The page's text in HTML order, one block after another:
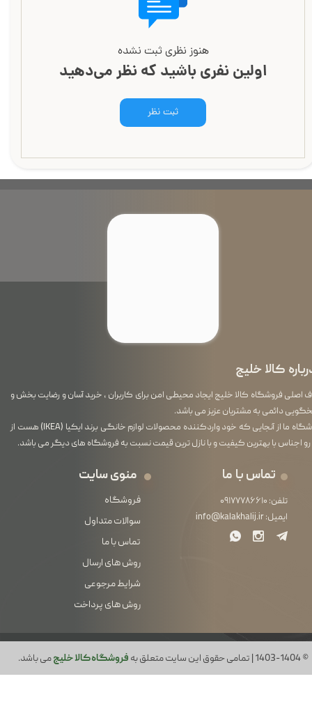
هنوز نظری ثبت نشده
اولین نفری باشید که نظر می‌دهید
ثبت نظر
© 1403-1404 | تمامی حقوق این سایت متعلق به فروشگاه کالا خلیجمی باشد.
کالا خلیج
اصلی فروشگاه کالا خلیج ایجاد محیطی امن برای کاربران ، خرید آسان و رضایت بخش و
دائمی به مشتریان عزیز می باشد.
فروشگاه ما از آنجایی که خود واردکننده محصولات لوازم خانگی برند ایکیا (IKEA) هست از
رو اجناس با بهترین کیفیت و با نازل ترین قیمت نسبت به فروشگاه های دیگر می باشد.
منوی سایت
فروشگاه
سوالات متداول
تماس با ما
روش های ارسال
شرایط مرجوعی
روش های پرداخت
تماس با ما
تلفن: ۰۹۱۷۷۷۸۶۶۱۰
ایمیل:info@kalakhalij.ir